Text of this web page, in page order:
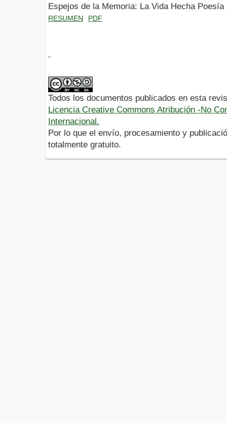
Espejos de la Memoria: La Vida Hecha Poesía
RESUMEN PDF
Todos los documentos publicados en esta
Licencia Creative Commons Atribución -No
Internacional.
Por lo que el envío, procesamiento y
totalmente gratuito.